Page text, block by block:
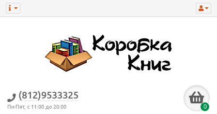
(812)9533325
Пн-Пят, с 11:00 до 20:00 0